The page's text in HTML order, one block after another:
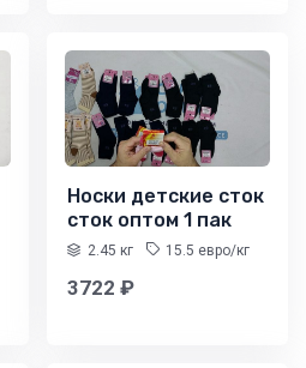
Носки детские сток
сток оптом 1 пак
2.45 кг 15.5 евро/кг
3722 ₽